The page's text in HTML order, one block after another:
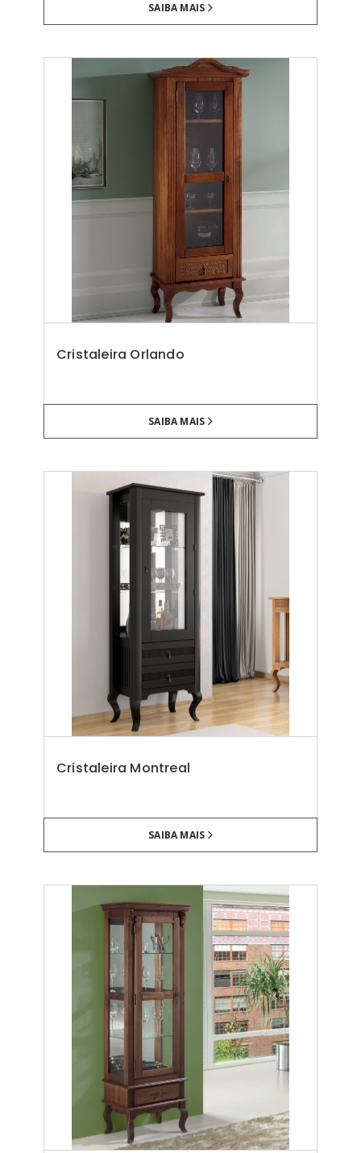
SAIBA MAIS
Cristaleira Orlando
SAIBA MAIS
Cristaleira Montreal
SAIBA MAIS